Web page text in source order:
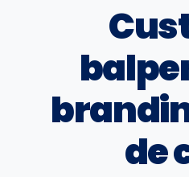
de